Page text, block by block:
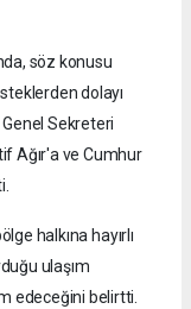
söz konusu
dolayı
Sekreteri
Ağır'a ve Cumhur
halkına hayırlı
ulaşım
edeceğini belirtti.